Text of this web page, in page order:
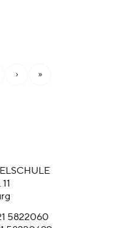
› »
5822060